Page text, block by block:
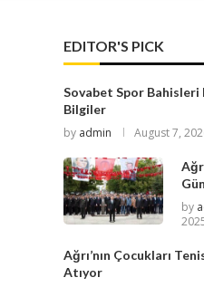
EDITOR'S PICK
Sovabet Spor Bahisleri
Bilgiler
by admin August 7,
by
Ağrı’nın Çocukları
Atıyor